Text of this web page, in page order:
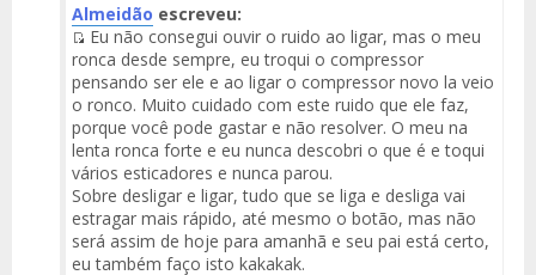
Almeidão escreveu:
Fuente
del
Mensaje
Eu não consegui ouvir o ruido ao ligar, mas o meu
ronca desde sempre, eu troqui o compressor
pensando ser ele e ao ligar o compressor novo la veio
o ronco. Muito cuidado com este ruido que ele faz,
porque você pode gastar e não resolver. O meu na
lenta ronca forte e eu nunca descobri o que é e toqui
vários esticadores e nunca parou.
Sobre desligar e ligar, tudo que se liga e desliga vai
estragar mais rápido, até mesmo o botão, mas não
será assim de hoje para amanhã e seu pai está certo,
eu também faço isto kakakak.